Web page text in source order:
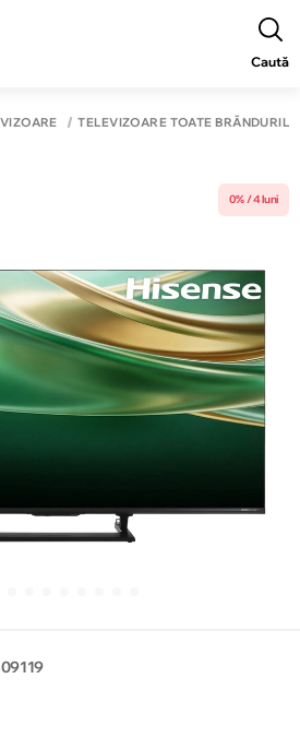
Caută
TELEVIZOARE TOATE BRĂNDURILE
0% / 4 luni